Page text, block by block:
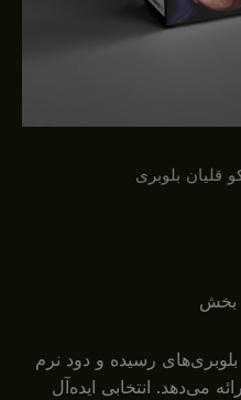
قلیان بلوبری
رسیده و دود نرم
می‌دهد. انتخابی ایده‌آل